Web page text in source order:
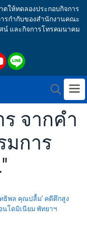
ให้ทดลองประกอบกิจการ
ารกำกับของสำนักงานคณะ
น์ และกิจการโทรคมนาคม
จากคำ
มการ
ธิพล คุณปลื้ม' คดีตึกสูง
นโดมิเนียม พัทยาฯ